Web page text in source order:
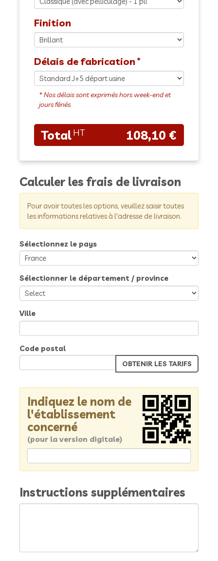
Finition
Délais de fabrication
108,10 €
Calculer les frais de livraison
Pour avoir toutes les options, veuillez saisir toutes
les informations relatives à l'adresse de livraison.
Sélectionnez le pays
Sélectionner le département / province
Ville
Code postal
Indiquez le nom de
l'établissement
concerné
(pour la version digitale)
Instructions supplémentaires